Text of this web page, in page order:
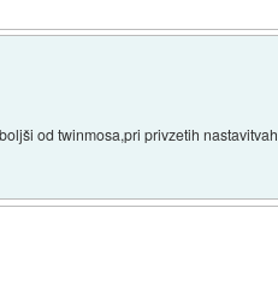
od twinmosa,pri privzetih